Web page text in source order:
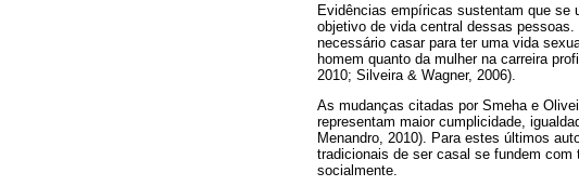
Evidências empíricas sustentam que se
objetivo de vida central dessas
necessário casar para ter uma vida
homem quanto da mulher na carreira
2010; Silveira & Wagner, 2006).
As mudanças citadas por Smeha e
representam maior cumplicidade,
Menandro, 2010). Para estes últimos
tradicionais de ser casal se fundem
socialmente.